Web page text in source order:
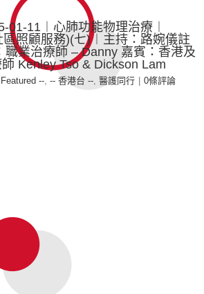
01-11︱心肺功能物理治療︱
照顧服務)(七)︱主持：路婉儀註
職業治療師 – Danny 嘉賓：香港及
Kenley Tso & Dickson Lam
--, -- 香港台 --, 醫護同行 0條評論